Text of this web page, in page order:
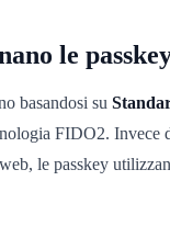
le
basandosi su
FIDO2. Invece
le passkey